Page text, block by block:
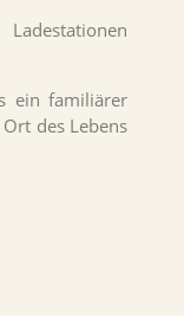
ein familiärer
des Lebens